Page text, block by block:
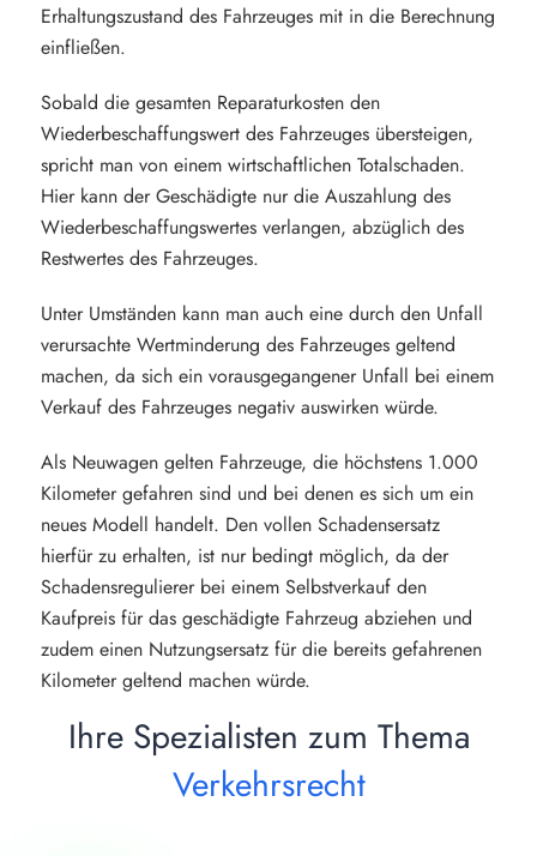
Erhaltungszustand des Fahrzeuges mit in die Berechnung
einfließen.
Sobald die gesamten Reparaturkosten den
Wiederbeschaffungswert des Fahrzeuges übersteigen,
spricht man von einem wirtschaftlichen Totalschaden.
Hier kann der Geschädigte nur die Auszahlung des
Wiederbeschaffungswertes verlangen, abzüglich des
Restwertes des Fahrzeuges.
Unter Umständen kann man auch eine durch den Unfall
verursachte Wertminderung des Fahrzeuges geltend
machen, da sich ein vorausgegangener Unfall bei einem
Verkauf des Fahrzeuges negativ auswirken würde.
Als Neuwagen gelten Fahrzeuge, die höchstens 1.000
Kilometer gefahren sind und bei denen es sich um ein
neues Modell handelt. Den vollen Schadensersatz
hierfür zu erhalten, ist nur bedingt möglich, da der
Schadensregulierer bei einem Selbstverkauf den
Kaufpreis für das geschädigte Fahrzeug abziehen und
zudem einen Nutzungsersatz für die bereits gefahrenen
Kilometer geltend machen würde.
Ihre Spezialisten zum Thema
Verkehrsrecht